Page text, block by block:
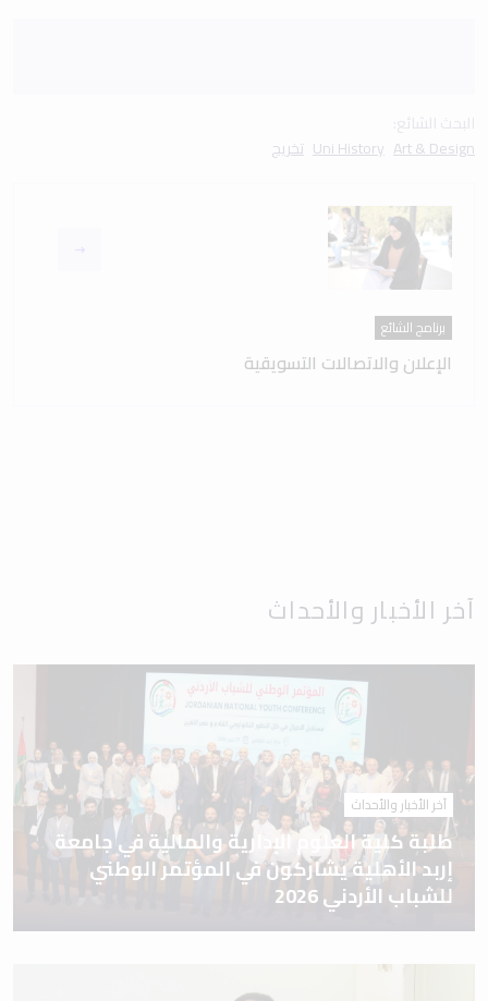
Art & Design
Uni History تخريج
برنامج الشائع
الإعلان والاتصالات التسويقية
آخر الأخبار والأحداث
آخر الأخبار والأحداث
طلبة كلية العلوم الإدارية والمالية في جامعة
إربد الأهلية يشاركون في المؤتمر الوطني
للشباب الأردني 2026